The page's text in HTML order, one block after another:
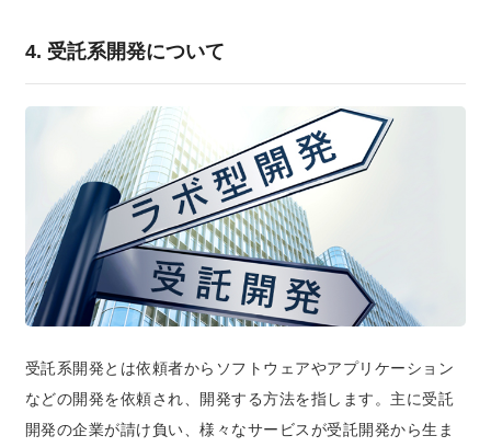
4. 受託系開発について
受託系開発とは依頼者からソフトウェアやアプリケーション
などの開発を依頼され、開発する方法を指します。主に受託
開発の企業が請け負い、様々なサービスが受託開発から生ま